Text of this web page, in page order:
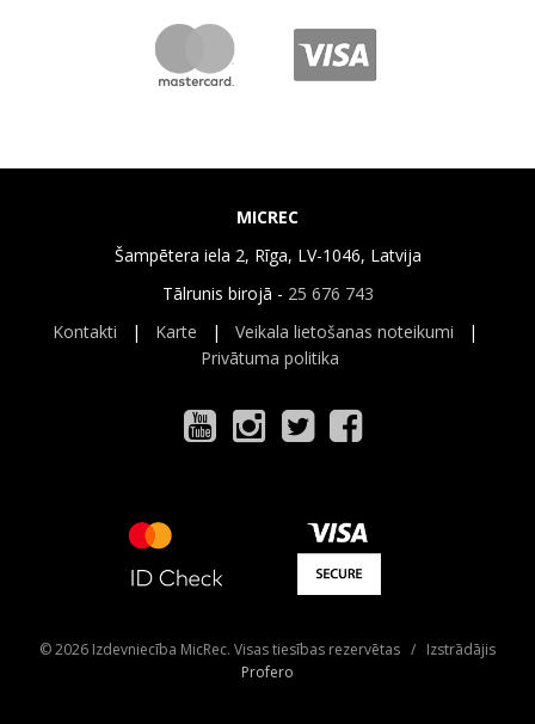
MICREC
Šampētera iela 2, Rīga, LV-1046, Latvija
Tālrunis birojā - 25 676 743
Kontakti | Karte | Veikala lietošanas noteikumi |
Privātuma politika
© 2026 Izdevniecība MicRec. Visas tiesības rezervētas / Izstrādājis
Profero